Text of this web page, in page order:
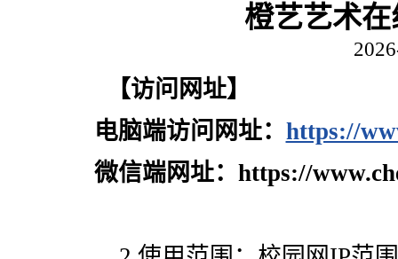
橙艺艺术
【访问网址】
电脑端访问网址： https://
微信端网址：https://